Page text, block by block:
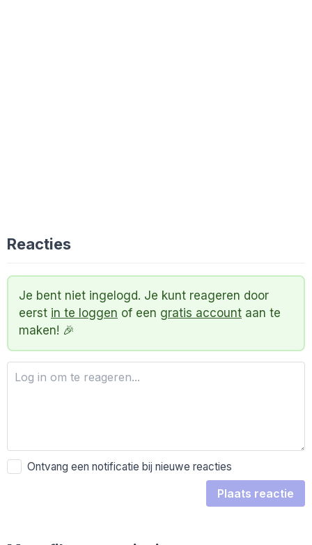
Reacties
Je bent niet ingelogd. Je kunt reageren door
eerst in te loggen of een gratis account aan te
maken! 🎉
Ontvang een notificatie bij nieuwe reacties
Plaats reactie